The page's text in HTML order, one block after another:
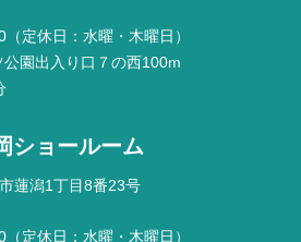
定休日：水曜・木曜日）
園出入り口７の西100m
ショールーム
蓮潟1丁目8番23号
定休日：水曜・木曜日）